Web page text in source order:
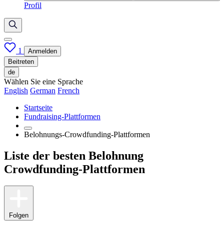
Profil
1
Anmelden
Beitreten
de
Wählen Sie eine Sprache
English German French
Startseite
Fundraising-Plattformen
Belohnungs-Crowdfunding-Plattformen
Liste der besten Belohnung
Crowdfunding-Plattformen
Folgen